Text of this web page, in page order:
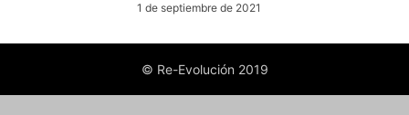
1 de septiembre de 2021
© Re-Evolución 2019